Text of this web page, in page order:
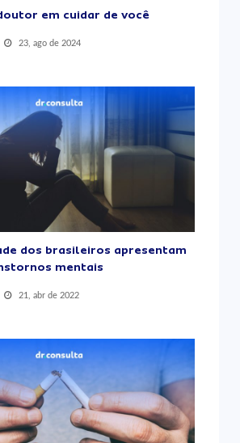
em cuidar de você
23, ago de 2024
dos brasileiros apresentam
mentais
21, abr de 2022